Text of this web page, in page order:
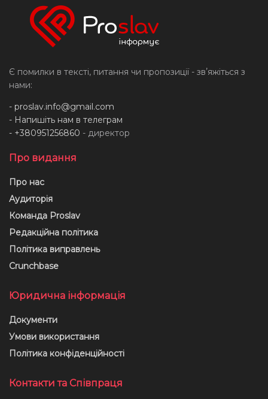
Є помилки в тексті, питання чи пропозиції - звʼяжіться з
нами:
- proslav.info@gmail.com
- Напишіть нам в телеграм
- +380951256860 - директор
Про видання
Про нас
Аудиторія
Команда Proslav
Редакційна політика
Політика виправлень
Crunchbase
Юридична інформація
Документи
Умови використання
Політика конфіденційності
Контакти та Співпраця